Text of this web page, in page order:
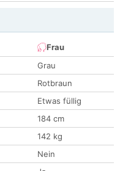
Frau
Grau
Rotbraun
Etwas füllig
184 cm
142 kg
Nein